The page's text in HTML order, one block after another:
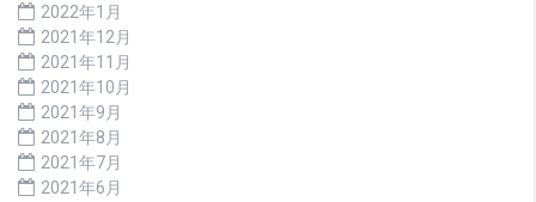
2022年1月
2021年12月
2021年11月
2021年10月
2021年9月
2021年8月
2021年7月
2021年6月